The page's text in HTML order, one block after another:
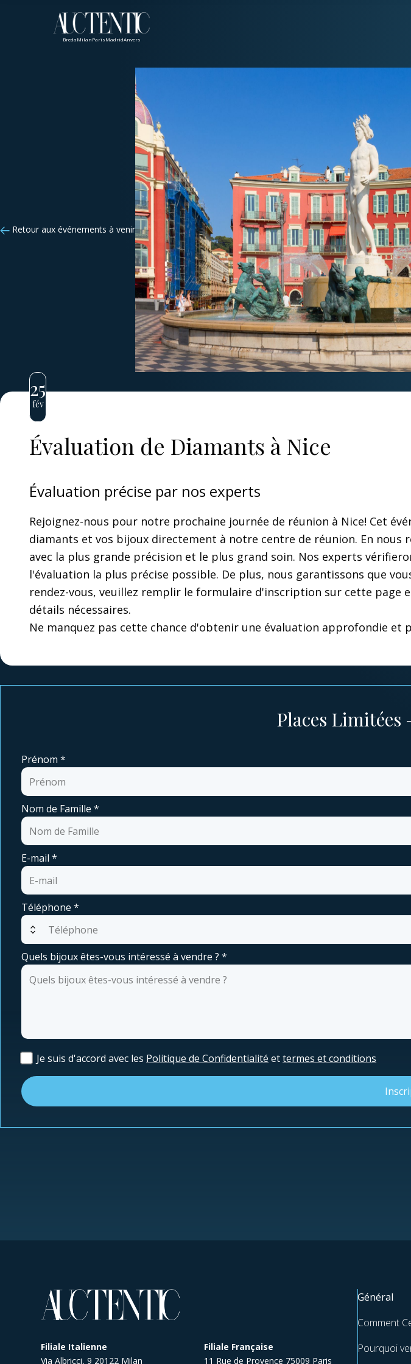
BredaMilanParisMadridAnvers
Retour aux événements à venir
25
fév
Évaluation de Diamants à Nice
Évaluation précise par nos experts
Rejoignez-nous pour notre prochaine journée de réunion à Nice! Cet
diamants et vos bijoux directement à notre centre de réunion. En
avec la plus grande précision et le plus grand soin. Nos experts
l'évaluation la plus précise possible. De plus, nous garantissons que
rendez-vous, veuillez remplir le formulaire d'inscription sur cette page
détails nécessaires.
Ne manquez pas cette chance d'obtenir une évaluation approfondie
Places
Prénom *
Nom de Famille *
E-mail *
Téléphone *
expand_all
Quels bijoux êtes-vous intéressé à vendre ? *
Je suis d'accord avec les Politique de Confidentialité ettermes et conditions
Filiale Italienne
Via Albricci, 9 20122 Milan
Filiale Française
11 Rue de Provence 75009 Paris
Général
Comment
Pourquoi